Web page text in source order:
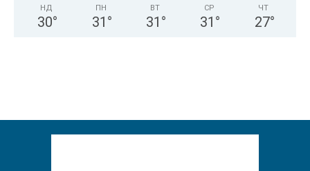
НД
30°
ПН
31 °
ВТ
31 °
СР
31 °
ЧТ
27°